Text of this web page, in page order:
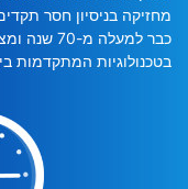
מחזיקה בניסיון חסר
כבר
בטכנולוגיות המתקדמות